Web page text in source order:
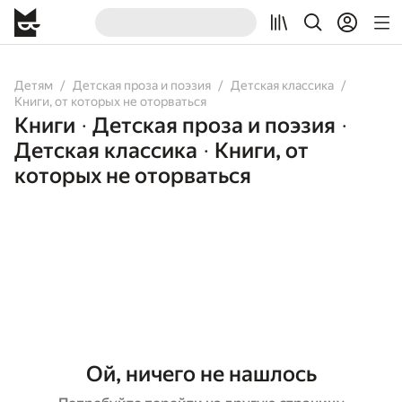
Детям Детская проза и поэзия
Детская классика
Книги, от которых не оторваться
Книги • Детская проза и поэзия •
Детская классика •
Книги, от
которых не оторваться
Ой, ничего не нашлось